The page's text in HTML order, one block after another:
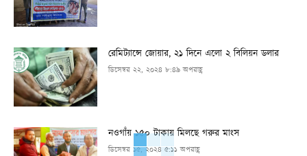
রেমিট্যান্সে জোয়ার, ২১ দিনে এলো ২ বিলিয়ন ডলার
ডিসেম্বর ২২, ২০২৪ ৮:৪৯ অপরাহ্ণ
নওগাঁয় ১৫০ টাকায় মিলছে গরুর মাংস
ডিসেম্বর ১৫, ২০২৪ ৫:১১ অপরাহ্ণ